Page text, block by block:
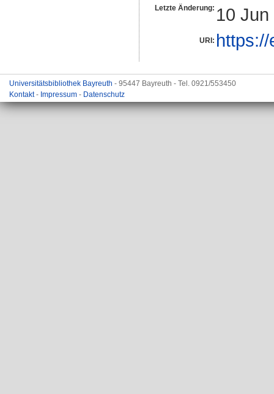
Letzte Änderung: 10 Jun
URI:
Universitätsbibliothek Bayreuth - 95447 Bayreuth - Tel. 0921/553450
Kontakt- Impressum - Datenschutz